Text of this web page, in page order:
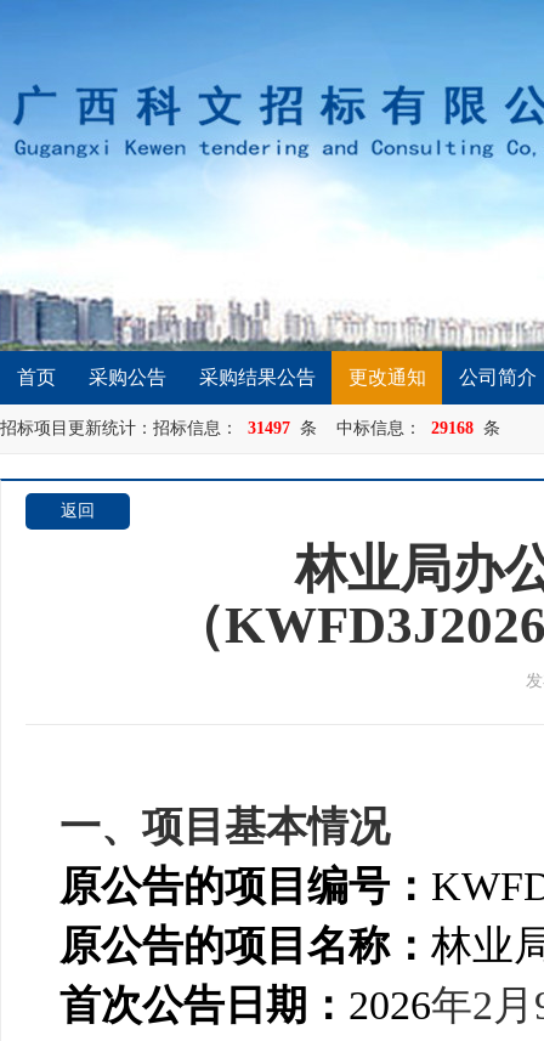
首页 采购公告 采购结果公告 更改通知 公司简介
招标项目更新统计：招标信息： 31497 条 中标信息： 29168 条
返回
林业局办
（
一、项目基本情况
原公告的项目编号：
原公告的项目名称：林业
首次公告日期： 2026年2月